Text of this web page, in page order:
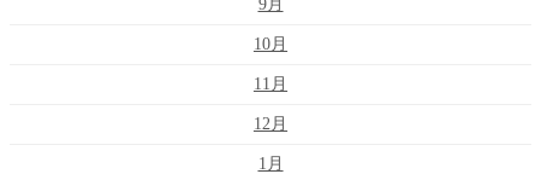
9月
10月
11月
12月
1月